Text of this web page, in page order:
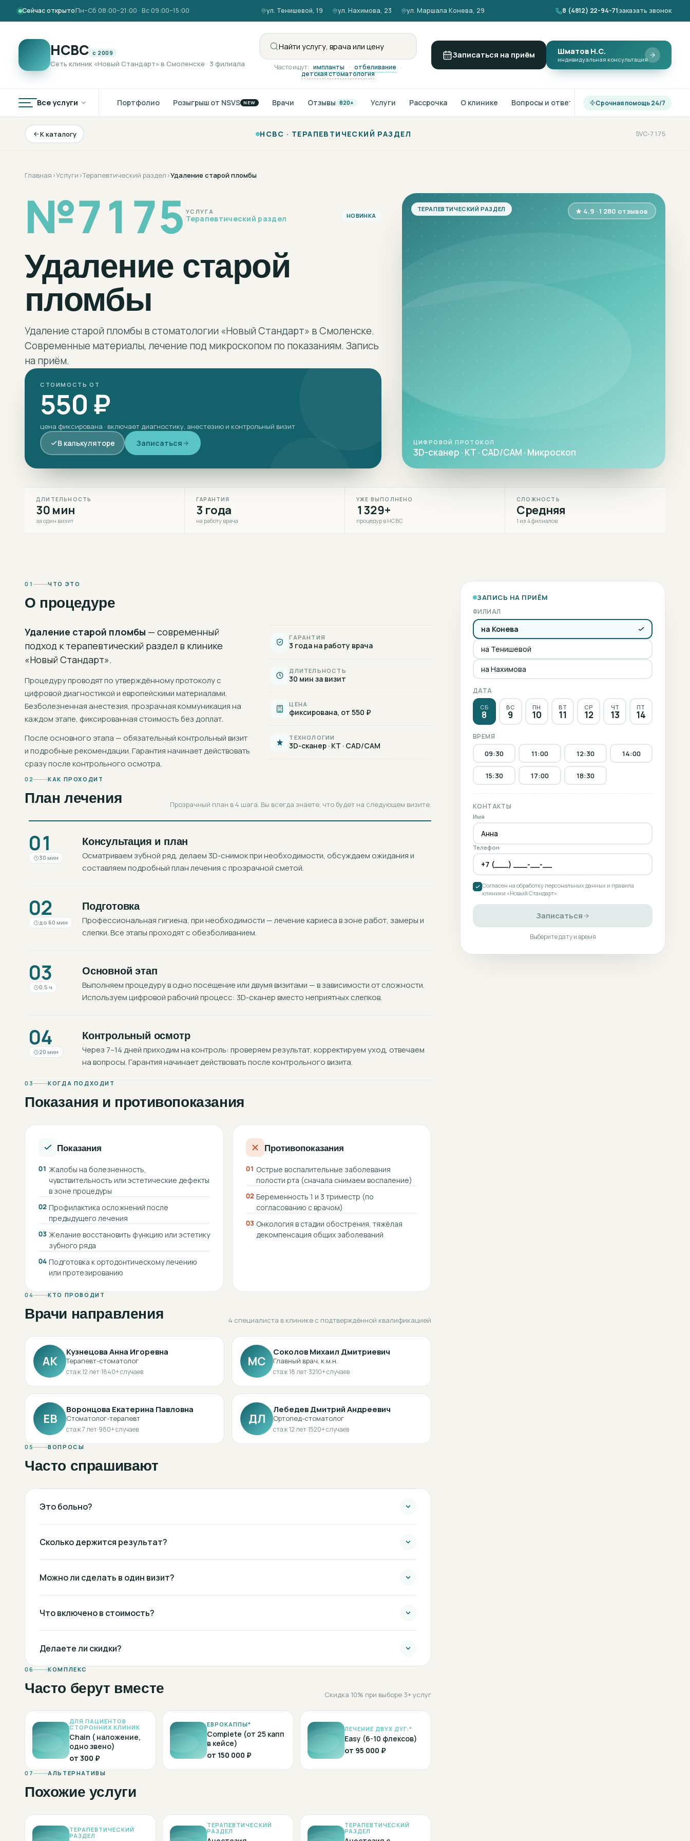
Сейчас открытоПн–Сб 08:00–21:00 · Вс 09:00–15:00 ул. Тенишевой, 19 ул. Нахимова, 23 ул. Маршала Конева, 29 8 (4812) 22-94-71заказать звонок
НСВС с 2009
Сеть клиник «Новый Стандарт» в Смоленске · 3 филиала Часто ищут: импланты · отбеливание ·
детская стоматология
Записаться на приём Шматов Н.С.
индивидуальная консультация
Все услуги Портфолио Розыгрыш от NSVS NEW Врачи Отзывы 820+ Услуги Рассрочка О клинике Вопросы и ответы Срочная помощь 24/7
К каталогу НСВС · ТЕРАПЕВТИЧЕСКИЙ РАЗДЕЛ SVC-7175
Главная›Услуги›Терапевтический раздел›Удаление старой пломбы
№7175 УСЛУГА
Терапевтический раздел НОВИНКА
Удаление старой
пломбы
Удаление старой пломбы в стоматологии «Новый Стандарт» в Смоленске.
Современные материалы, лечение под микроскопом по показаниям. Запись
на приём.
СТОИМОСТЬ ОТ
550 ₽
цена фиксирована · включает диагностику, анестезию и контрольный визит
В калькуляторе Записаться
ТЕРАПЕВТИЧЕСКИЙ РАЗДЕЛ ★ 4.9 · 1 280 отзывов
ЦИФРОВОЙ ПРОТОКОЛ
3D-сканер · КТ · CAD/CAM · Микроскоп
ДЛИТЕЛЬНОСТЬ
30 мин
за один визит
ГАРАНТИЯ
3 года
на работу врача
УЖЕ ВЫПОЛНЕНО
1329+
процедур в НСВС
СЛОЖНОСТЬ
Средняя
1 из 4 филиалов
01 ЧТО ЭТО
О процедуре
Удаление старой пломбы — современный
подход ктерапевтический раздел в клинике
«Новый Стандарт».
Процедуру проводят по утверждённому протоколу с
цифровой диагностикой и европейскими материалами.
Безболезненная анестезия, прозрачная коммуникация на
каждом этапе, фиксированная стоимость без доплат.
После основного этапа — обязательный контрольный визит
и подробные рекомендации. Гарантия начинает действовать
сразу после контрольного осмотра.
ГАРАНТИЯ
3 года на работу врача
ДЛИТЕЛЬНОСТЬ
30 мин за визит
ЦЕНА
фиксирована, от 550 ₽
ТЕХНОЛОГИИ
3D-сканер · КТ · CAD/CAM
02 КАК ПРОХОДИТ
План лечения Прозрачный план в 4 шага. Вы всегда знаете, что будет на следующем визите.
01
30 мин
Консультация и план
Осматриваем зубной ряд, делаем 3D-снимок при необходимости, обсуждаем ожидания и
составляем подробный план лечения с прозрачной сметой.
02
до 60 мин
Подготовка
Профессиональная гигиена, при необходимости — лечение кариеса в зоне работ, замеры и
слепки. Все этапы проходят с обезболиванием.
03
0.5 ч
Основной этап
Выполняем процедуру в одно посещение или двумя визитами — в зависимости от сложности.
Используем цифровой рабочий процесс: 3D-сканер вместо неприятных слепков.
04
20 мин
Контрольный осмотр
Через 7–14 дней приходим на контроль: проверяем результат, корректируем уход, отвечаем
на вопросы. Гарантия начинает действовать после контрольного визита.
03 КОГДА ПОДХОДИТ
Показания и противопоказания
Показания
01 Жалобы на болезненность,
чувствительность или эстетические дефекты
в зоне процедуры
02 Профилактика осложнений после
предыдущего лечения
03 Желание восстановить функцию или эстетику
зубного ряда
04 Подготовка к ортодонтическому лечению
или протезированию
Противопоказания
01 Острые воспалительные заболевания
полости рта (сначала снимаем воспаление)
02 Беременность 1 и 3 триместр (по
согласованию с врачом)
03 Онкология в стадии обострения, тяжёлая
декомпенсация общих заболеваний
04 КТО ПРОВОДИТ
Врачи направления 4 специалиста в клинике с подтверждённой квалификацией
АК
Кузнецова Анна Игоревна
Терапевт-стоматолог
стаж12лет·1840+ случаев
МС
Соколов Михаил Дмитриевич
Главный врач, к.м.н.
стаж18лет·3210+ случаев
ЕВ
Воронцова Екатерина Павловна
Стоматолог-терапевт
стаж7лет·980+ случаев
ДЛ
Лебедев Дмитрий Андреевич
Ортопед-стоматолог
стаж12лет·1520+ случаев
05 ВОПРОСЫ
Часто спрашивают
Это больно?
Сколько держится результат?
Можно ли сделать в один визит?
Что включено в стоимость?
Делаете ли скидки?
06 КОМПЛЕКС
Часто берут вместе Скидка 10% при выборе 3+ услуг
ДЛЯ ПАЦИЕНТОВ
СТОРОННИХ КЛИНИК
Chain ( наложение,
одно звено)
от 300 ₽
ЕВРОКАППЫ*
Complete (от 25 капп
в кейсе)
от 150 000 ₽
ЛЕЧЕНИЕ ДВУХ ДУГ:*
Easy (6-10 флексов)
от 95 000 ₽
07 АЛЬТЕРНАТИВЫ
Похожие услуги
ТЕРАПЕВТИЧЕСКИЙ
РАЗДЕЛ
ТЕРАПЕВТИЧЕСКИЙ
РАЗДЕЛ
ТЕРАПЕВТИЧЕСКИЙ
РАЗДЕЛ
ЗАПИСЬ НА ПРИЁМ
ФИЛИАЛ
на Конева
на Тенишевой
на Нахимова
ДАТА
СБ
8
ВС
9
ПН
10
ВТ
11
СР
12
ЧТ
13
ПТ
14
ВРЕМЯ
09:30 11:00 12:30 14:00
15:30 17:00 18:30
КОНТАКТЫ
Имя
Телефон
Согласен на обработку персональных данных и правила
клиники «Новый Стандарт»
Записаться
Выберите дату и время